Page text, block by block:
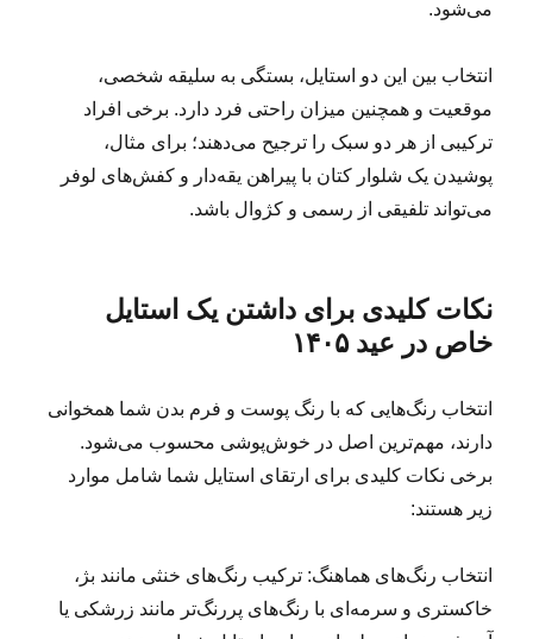
می‌شود.
انتخاب بین این دو استایل، بستگی به سلیقه شخصی،
موقعیت و همچنین میزان راحتی فرد دارد. برخی افراد
ترکیبی از هر دو سبک را ترجیح می‌دهند؛ برای مثال،
پوشیدن یک شلوار کتان با پیراهن یقه‌دار و کفش‌های لوفر
می‌تواند تلفیقی از رسمی و کژوال باشد.
نکات کلیدی برای داشتن یک استایل
خاص در عید ۱۴۰۵
انتخاب رنگ‌هایی که با رنگ پوست و فرم بدن شما همخوانی
دارند، مهم‌ترین اصل در خوش‌پوشی محسوب می‌شود.
برخی نکات کلیدی برای ارتقای استایل شما شامل موارد
زیر هستند:
انتخاب رنگ‌های هماهنگ: ترکیب رنگ‌های خنثی مانند بژ،
خاکستری و سرمه‌ای با رنگ‌های پررنگ‌تر مانند زرشکی یا